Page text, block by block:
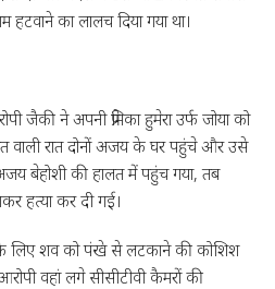
हटवाने का लालच दिया गया था।
जैकी ने अपनी प्रेमिका हुमेरा उर्फ जोया को
वाली रात दोनों अजय के घर पहुंचे और उसे
बेहोशी की हालत में पहुंच गया, तब
हत्या कर दी गई।
के लिए शव को पंखे से लटकाने की कोशिश
वहां लगे सीसीटीवी कैमरों की